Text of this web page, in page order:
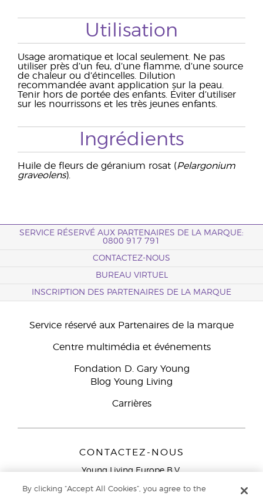
Utilisation
Usage aromatique et local seulement. Ne pas
utiliser près d’un feu, d’une flamme, d’une source
de chaleur ou d’étincelles. Dilution
recommandée avant application sur la peau.
Tenir hors de portée des enfants. Éviter d’utiliser
sur les nourrissons et les très jeunes enfants.
Ingrédients
Huile de fleurs de géranium rosat (Pelargonium
graveolens).
SERVICE RÉSERVÉ AUX PARTENAIRES DE LA MARQUE:
0800 917 791
CONTACTEZ-NOUS
BUREAU VIRTUEL
INSCRIPTION DES PARTENAIRES DE LA MARQUE
Service réservé aux Partenaires de la marque
Centre multimédia et événements
Fondation D. Gary Young
Blog Young Living
Carrières
CONTACTEZ-NOUS
Young Living Europe B.V.
9727 AJ Groningen
By clicking “Accept All Cookies”, you agree to the